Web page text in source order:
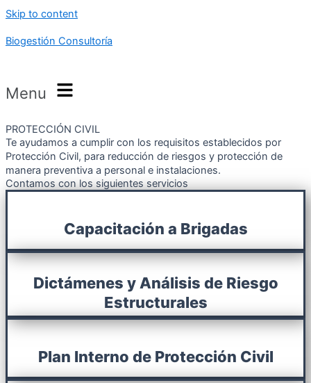
Skip to content
Biogestión Consultoría
Menu
PROTECCIÓN CIVIL
Te ayudamos a cumplir con los requisitos establecidos por
Protección Civil, para reducción de riesgos y protección de
manera preventiva a personal e instalaciones.
Contamos con los siguientes servicios
Capacitación a Brigadas
Dictámenes y Análisis de Riesgo
Estructurales
Plan Interno de Protección Civil